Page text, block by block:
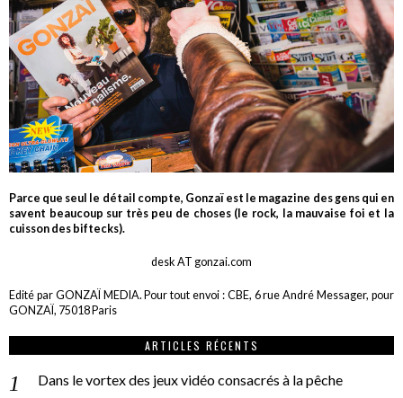
Parce que seul le détail compte, Gonzaï est le magazine des gens qui en
savent beaucoup sur très peu de choses (le rock, la mauvaise foi et la
cuisson des biftecks).
desk AT gonzai.com
Edité par GONZAÏ MEDIA. Pour tout envoi : CBE, 6 rue André Messager, pour
GONZAÏ, 75018 Paris
ARTICLES RÉCENTS
Dans le vortex des jeux vidéo consacrés à la pêche